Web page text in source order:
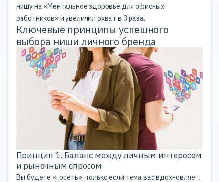
нишу на «Ментальное здоровье для офисных
работников» и увеличил охват в 3 раза.
Ключевые принципы успешного
выбора ниши личного бренда
Принцип 1. Баланс между личным интересом
и рыночным спросом
Вы будете «гореть», только если тема вас вдохновляет.